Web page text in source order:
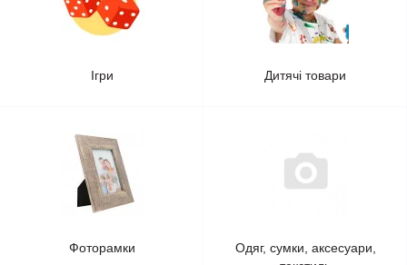
Ігри Дитячі товари
Фоторамки
Одяг, сумки, аксесуари,